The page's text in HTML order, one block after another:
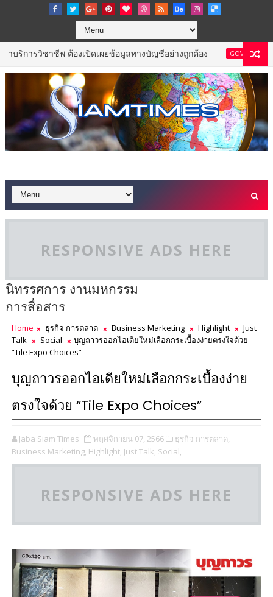
าชีพ ต้องเปิดเผยข้อมูลทางบัญชีอย่างถูกต้อง GOVERNMENT & NPO
RESPONSIVE ADS HERE
นิทรรศการ งานมหกรรม
การสื่อสาร
Home ธุรกิจ การตลาด Business Marketing Highlight
Just
Talk
Social
บุญถาวรออกไอเดียใหม่เลือกกระเบื้องง่ายตรงใจด้วย
“Tile Expo Choices”
บุญถาวรออกไอเดียใหม่เลือกกระเบื้องง่าย
ตรงใจด้วย “Tile Expo Choices”
Jaba Siam Times พฤศจิกายน 07, 2566
ธุรกิจ การตลาด,
Business Marketing, Highlight, Just Talk, Social,
RESPONSIVE ADS HERE